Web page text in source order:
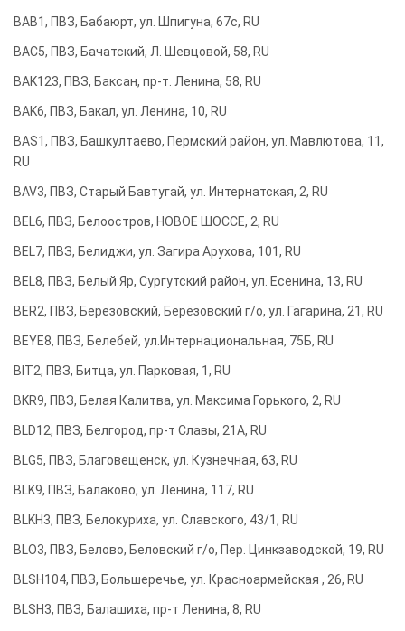
BAB1, ПВЗ, Бабаюрт, ул. Шпигуна, 67с, RU
BAC5, ПВЗ, Бачатский, Л. Шевцовой, 58, RU
BAK123, ПВЗ, Баксан, пр-т. Ленина, 58, RU
BAK6, ПВЗ, Бакал, ул. Ленина, 10, RU
BAS1, ПВЗ, Башкултаево, Пермский район, ул. Мавлютова, 11,
RU
BAV3, ПВЗ, Старый Бавтугай, ул. Интернатская, 2, RU
BEL6, ПВЗ, Белоостров, НОВОЕ ШОССЕ, 2, RU
BEL7, ПВЗ, Белиджи, ул. Загира Арухова, 101, RU
BEL8, ПВЗ, Белый Яр, Сургутский район, ул. Есенина, 13, RU
BER2, ПВЗ, Березовский, Берёзовский г/о, ул. Гагарина, 21, RU
BEYE8, ПВЗ, Белебей, ул.Интернациональная, 75Б, RU
BIT2, ПВЗ, Битца, ул. Парковая, 1, RU
BKR9, ПВЗ, Белая Калитва, ул. Максима Горького, 2, RU
BLD12, ПВЗ, Белгород, пр-т Славы, 21А, RU
BLG5, ПВЗ, Благовещенск, ул. Кузнечная, 63, RU
BLK9, ПВЗ, Балаково, ул. Ленина, 117, RU
BLKH3, ПВЗ, Белокуриха, ул. Славского, 43/1, RU
BLO3, ПВЗ, Белово, Беловский г/о, Пер. Цинкзаводской, 19, RU
BLSH104, ПВЗ, Большеречье, ул. Красноармейская , 26, RU
BLSH3, ПВЗ, Балашиха, пр-т Ленина, 8, RU